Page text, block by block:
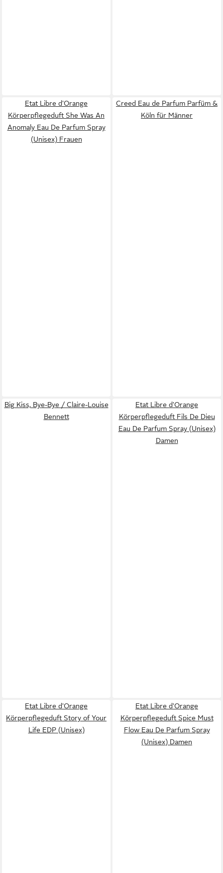
Etat Libre d'Orange
Körperpflegeduft She Was An
Anomaly Eau De Parfum Spray
(Unisex) Frauen
Creed Eau de Parfum Parfüm &
Köln für Männer
Big Kiss, Bye-Bye / Claire-Louise
Bennett
Etat Libre d'Orange
Körperpflegeduft Fils De Dieu
Eau De Parfum Spray (Unisex)
Damen
Etat Libre d'Orange
Körperpflegeduft Story of Your
Life EDP (Unisex)
Etat Libre d'Orange
Körperpflegeduft Spice Must
Flow Eau De Parfum Spray
(Unisex) Damen